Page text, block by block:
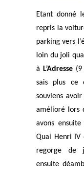
Etant donné
repris la
parking vers
loin du joli
à
L’Adresse (9
sais plus ce
souviens
amélioré lors
avons
Quai Henri IV
regorge de
ensuite